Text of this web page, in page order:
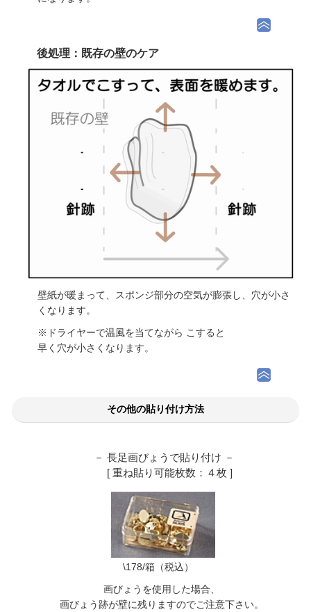
後処理：既存の壁のケア
壁紙が暖まって、スポンジ部分の空気が膨張し、穴が小さ
くなります。
※ドライヤーで温風を当てながら こすると
早く穴が小さくなります。
その他の貼り付け方法
－ 長足画びょうで貼り付け －
[ 重ね貼り可能枚数：４枚 ]
\178/箱（税込）
画びょうを使用した場合、
画びょう跡が壁に残りますのでご注意下さい。